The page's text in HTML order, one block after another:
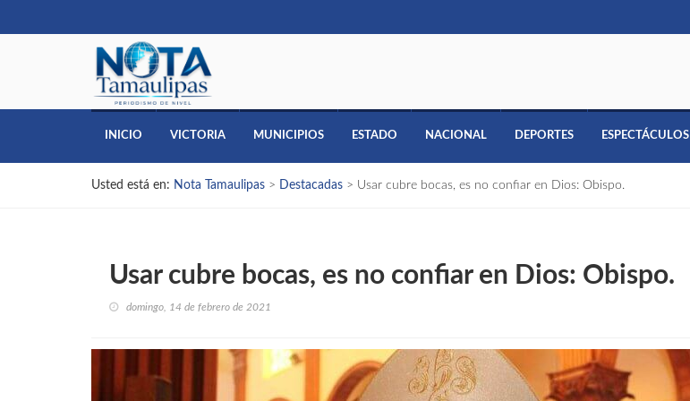
INICIO VICTORIA MUNICIPIOS ESTADO NACIONAL DEPORTES ESPECTÁCULOS
Usted está en: Nota Tamaulipas > Destacadas > Usar cubre bocas, es no confiar en Dios: Obispo.
Usar cubre bocas, es no confiar en Dios: Obispo.
domingo, 14 de febrero de 2021